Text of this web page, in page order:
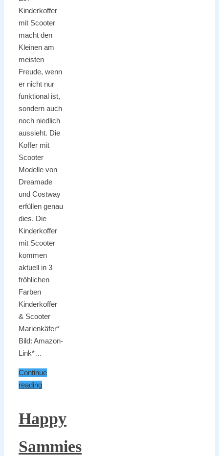
Kinderkoffer
mit Scooter
macht den
Kleinen am
meisten
Freude, wenn
er nicht nur
funktional ist,
sondern auch
noch niedlich
aussieht. Die
Koffer mit
Scooter
Modelle von
Dreamade
und Costway
erfüllen genau
dies. Die
Kinderkoffer
mit Scooter
kommen
aktuell in 3
fröhlichen
Farben
Kinderkoffer
& Scooter
Marienkäfer*
Bild: Amazon-
Link*…
Continue
reading
Happy
Sammies